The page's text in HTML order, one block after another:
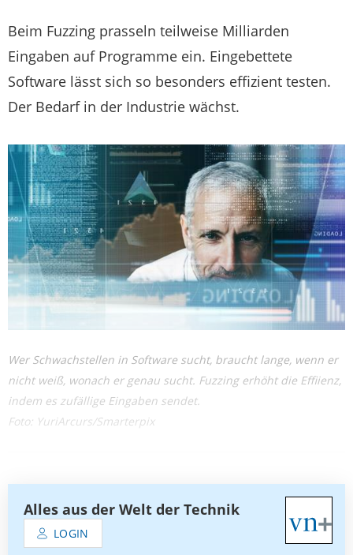
Beim Fuzzing prasseln teilweise Milliarden
Eingaben auf Programme ein. Eingebettete
Software lässt sich so besonders effizient testen.
Der Bedarf in der Industrie wächst.
Wer Schwachstellen in Software sucht, braucht lange, wenn er
nicht weiß, wonach er genau sucht. Fuzzing erhöht die Effiienz,
indem es zufällige Eingaben sendet.
Foto: YuriArcurs/Smarterpix
Alles aus der Welt der Technik
LOGIN